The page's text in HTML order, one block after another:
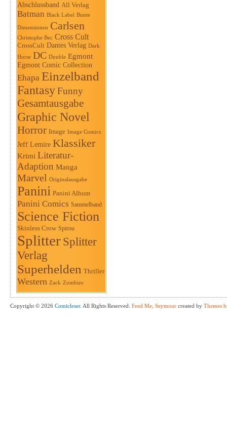
Abschlussband All Verlag
Batman Black Label Bunte
Dimensionen Carlsen
Christophe Bec Cross Cult
CrossCult Dantes Verlag Dark
Horse DC Double Egmont
Egmont Comic Collection
Ehapa Einzelband
FantasyFunny
Gesamtausgabe
Graphic Novel
Horror Image Image Comics
Jeff Lemire Klassiker
Krimi Literatur-
Adaption Manga
Marvel Originalausgabe
Panini Panini Album
Panini Comics Sammelband
Science Fiction
Skinless Crow Spirou
Splitter Splitter
Verlag
Superhelden Thriller
Western Zack Zombies
Copyright © 2026 Comicleser. All Rights Reserved. Feed Me, Seymour created by Themes